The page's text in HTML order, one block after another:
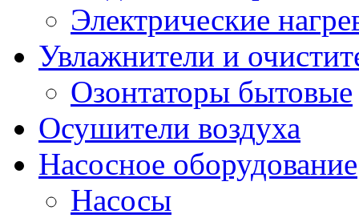
Электрические
Увлажнители и
Озонтаторы бытовые
Осушители воздуха
Насосное оборудование
Насосы